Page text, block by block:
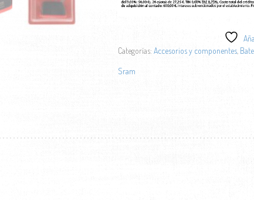
Categorías:Accesorios y componentes
Sram